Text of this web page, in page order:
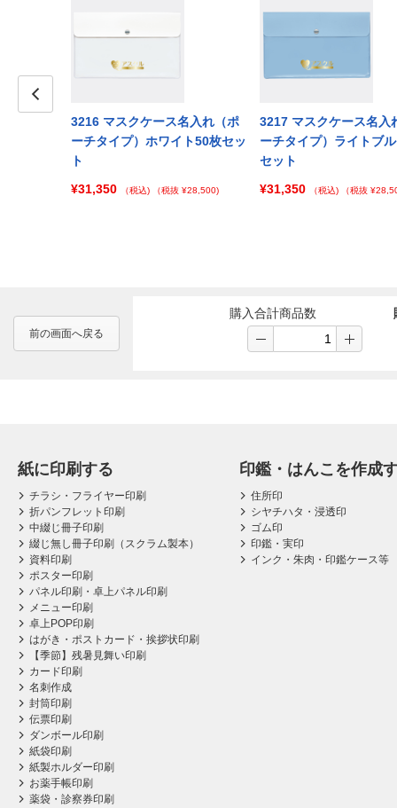
3216 マスクケース名入れ（ポ
ーチタイプ）ホワイト50枚セッ
ト
¥31,350
（税込) （税抜 ¥28,500)
3217 マスクケース名入
ーチタイプ）ライトブ
セット
¥31,350
（税込) （税抜
前の画面へ戻る
購入合計商品数
紙に印刷する
チラシ・フライヤー印刷
折パンフレット印刷
中綴じ冊子印刷
綴じ無し冊子印刷（スクラム製本）
資料印刷
ポスター印刷
パネル印刷・卓上パネル印刷
メニュー印刷
卓上POP印刷
はがき・ポストカード・挨拶状印刷
【季節】残暑見舞い印刷
カード印刷
名刺作成
封筒印刷
伝票印刷
ダンボール印刷
紙袋印刷
紙製ホルダー印刷
お薬手帳印刷
薬袋・診察券印刷
印鑑・はんこを作成
住所印
シヤチハタ・浸透印
ゴム印
印鑑・実印
インク・朱肉・印鑑ケース等